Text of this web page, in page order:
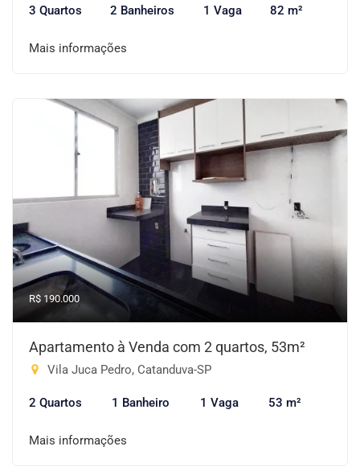
3 Quartos 2 Banheiros 1 Vaga 82 m²
Mais informações
R$ 190.000
Apartamento à Venda com 2 quartos, 53m²
Vila Juca Pedro, Catanduva-SP
2 Quartos 1 Banheiro 1 Vaga 53 m²
Mais informações